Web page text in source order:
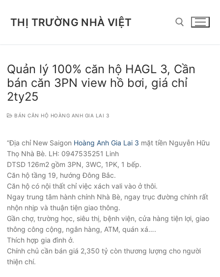
THỊ TRƯỜNG NHÀ VIỆT
Quản lý 100% căn hộ HAGL 3, Cần
bán căn 3PN view hồ bơi, giá chỉ
2ty25
BÁN CĂN HỘ HOÀNG ANH GIA LAI 3
“Địa chỉ New Saigon Hoàng Anh Gia Lai 3 mặt tiền Nguyễn Hữu
Thọ Nhà Bè. LH: 0947535251 Linh
DTSD 126m2 gồm 3PN, 3WC, 1PK, 1 bếp.
Căn hộ tầng 19, hướng Đông Bắc.
Căn hộ có nội thất chỉ việc xách vali vào ở thôi.
Ngay trung tâm hành chính Nhà Bè, ngay trục đường chính rất
nhộn nhịp và thuận tiện giao thông.
Gần chợ, trường học, siêu thị, bệnh viện, cửa hàng tiện lợi, giao
thông công cộng, ngân hàng, ATM, quán xá….
Thích hợp gia đình ở.
Chính chủ cần bán giá 2,350 tỷ còn thương lượng cho người
thiện chí.